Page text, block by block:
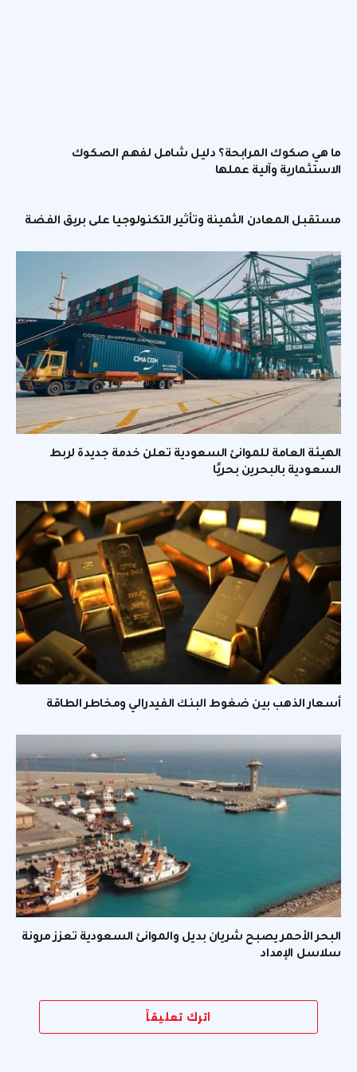
ما هي صكوك المرابحة؟ دليل شامل لفهم الصكوك
الاستثمارية وآلية عملها
مستقبل المعادن الثمينة وتأثير التكنولوجيا على بريق الفضة
الهيئة العامة للموانئ السعودية تعلن خدمة جديدة لربط
السعودية بالبحرين بحريًا
أسعار الذهب بين ضغوط البنك الفيدرالي ومخاطر الطاقة
البحر الأحمر يصبح شريان بديل والموانئ السعودية تعزز مرونة
سلاسل الإمداد
اترك تعليقاً